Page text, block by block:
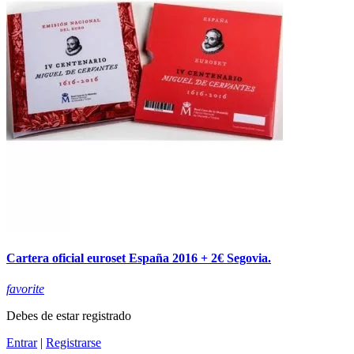
Cartera oficial euroset España 2016 + 2€ Segovia.
favorite
Debes de estar registrado
Entrar| Registrarse